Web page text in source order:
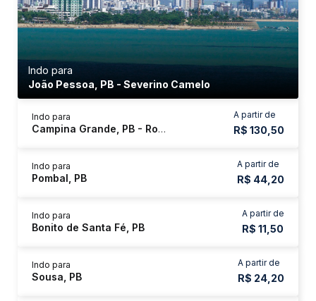
Indo para
João Pessoa, PB - Severino Camelo
A partir de
R$ 130,50
Indo para
Campina Grande, PB - Rodoviária
A partir de
R$ 44,20
Indo para
Pombal, PB
A partir de
R$ 11,50
Indo para
Bonito de Santa Fé, PB
A partir de
R$ 24,20
Indo para
Sousa, PB